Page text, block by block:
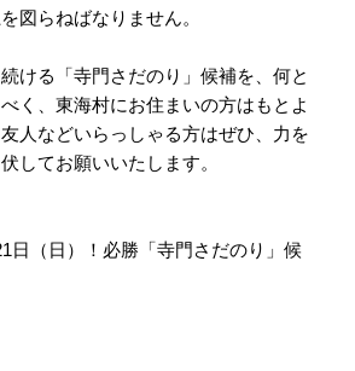
図らねばなりません。
ける「寺門さだのり」候補を、何と
く、東海村にお住まいの方はもとよ
人などいらっしゃる方はぜひ、力を
してお願いいたします。
日（日）！必勝「寺門さだのり」候